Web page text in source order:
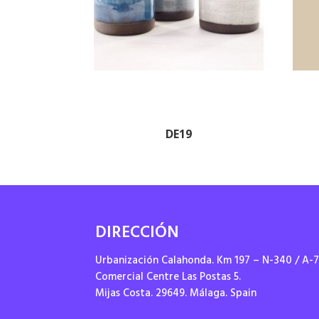
DE19
DIRECCIÓN
Urbanización Calahonda. Km 197 – N-340 / A-7
Comercial Centre Las Postas 5.
Mijas Costa. 29649. Málaga. Spain